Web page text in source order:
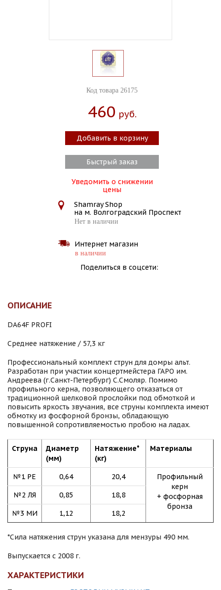
Код товара 26175
460 Руб.
Добавить в корзину
Быстрый заказ
Уведомить о снижении
цены
Shamray Shop
на м. Волгоградский Проспект
Нет в наличии
Интернет магазин
в наличии
Поделиться в соцсети:
ОПИСАНИЕ
DA64F PROFI
Среднее натяжение / 57,3 кг
Профессиональный комплект струн для домры альт.
Разработан при участии концертмейстера ГАРО им.
Андреева (г.Санкт-Петербург) С.Смоляр. Помимо
профильного керна, позволяющего отказаться от
традиционной шелковой прослойки под обмоткой и
повысить яркость звучания, все струны комплекта имеют
обмотку из фосфорной бронзы, обладающую
повышенной сопротивляемостью пробою на ладах.
Струна
Диаметр
(мм)
Натяжение*
(кг)
Материалы
№1 РЕ 0,64 20,4
Профильный
керн
+ фосфорная
бронза
№2 ЛЯ 0,85 18,8
№3 МИ 1,12 18,2
*Сила натяжения струн указана для мензуры 490 мм.
Выпускается с 2008 г.
ХАРАКТЕРИСТИКИ